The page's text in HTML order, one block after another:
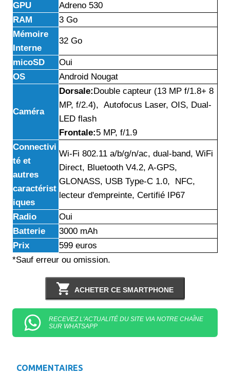
GPU
Adreno 530
RAM
3 Go
Mémoire
Interne
32 Go
micoSD
Oui
OS
Android Nougat
Caméra
Dorsale: Double capteur (13 MP f/1.8+ 8
MP, f/2.4), Autofocus Laser, OIS, Dual-
LED flash
Frontale:5 MP, f/1.9
Connectivi
té et
autres
caractérist
iques
Wi-Fi 802.11 a/b/g/n/ac, dual-band, WiFi
Direct, Bluetooth V4.2, A-GPS,
GLONASS, USB Type-C 1.0, NFC,
lecteur d'empreinte, Certifié IP67
Radio
Oui
Batterie
3000 mAh
Prix
599 euros
*Sauf erreur ou omission.
ACHETER CE SMARTPHONE
RECEVEZ L'ACTUALITÉ DU SITE VIA NOTRE CHAÎNE
SUR WHATSAPP
COMMENTAIRES